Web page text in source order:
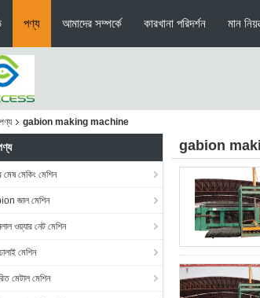
পণ্য আমাদের সম্পর্কে কারখানা পরিদর্শন মান
পণ্য gabion making machine
মেষ মেকিং মেশিন
জাল মেশিন
ওয়্যার নেট মেশিন
মেশিন
মেটাল মেশিন
gabion